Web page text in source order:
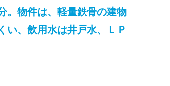
。物件は、軽量鉄骨の建物
い、飲用水は井戸水、ＬＰ